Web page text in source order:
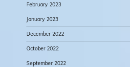
February 2023
January 2023
December 2022
October 2022
September 2022